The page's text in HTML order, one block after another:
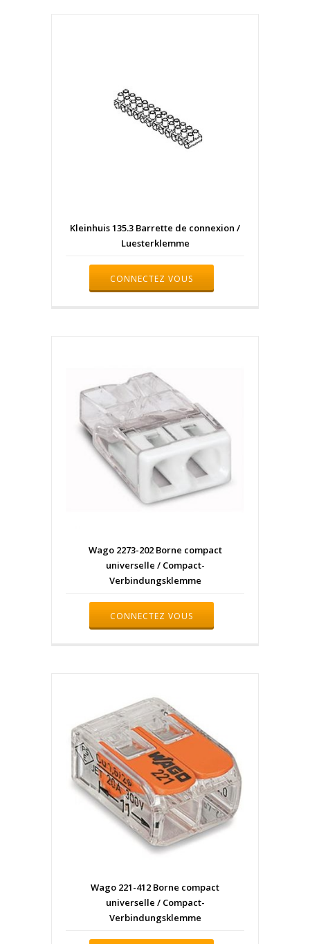
Kleinhuis 135.3 Barrette de connexion /
Luesterklemme
CONNECTEZ VOUS
Wago 2273-202 Borne compact
universelle / Compact-
Verbindungsklemme
CONNECTEZ VOUS
Wago 221-412 Borne compact
universelle / Compact-
Verbindungsklemme